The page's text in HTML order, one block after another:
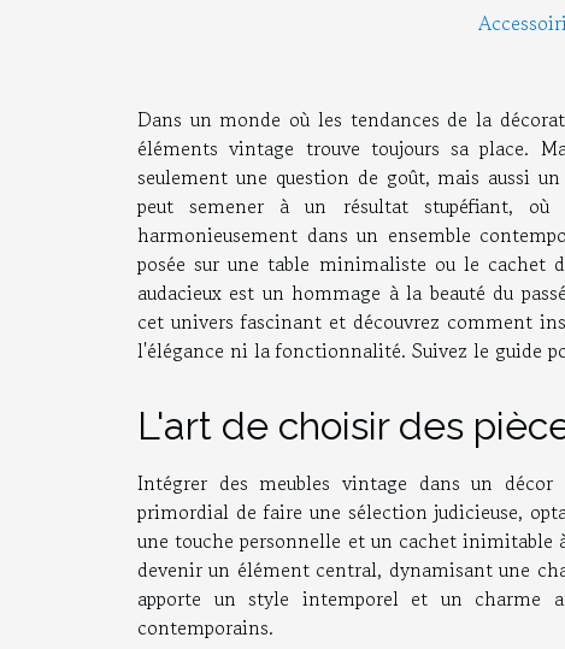
Dans un monde où les tendances de la
éléments vintage trouve toujours sa place.
seulement une question de goût, mais aussi
peut semener à un résultat stupéfiant,
harmonieusement dans un ensemble
posée sur une table minimaliste ou le cachet
audacieux est un hommage à la beauté du
cet univers fascinant et découvrez comment
l'élégance ni la fonctionnalité. Suivez le guide
L'art de choisir des
Intégrer des meubles vintage dans un
primordial de faire une sélection judicieuse,
une touche personnelle et un cachet inimitable
devenir un élément central, dynamisant une
apporte un style intemporel et un charme
contemporains.